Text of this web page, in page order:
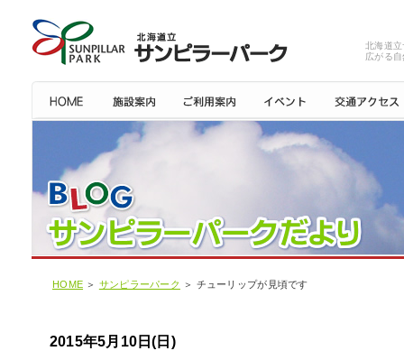
北海道
広がる
HOME ＞ サンピラーパーク ＞ チューリップが見頃です
2015年5月10日(日)